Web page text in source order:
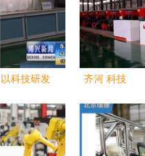
以科技研发
动企业创新
发展——东
齐河 科技
机装备制造
提档升级与